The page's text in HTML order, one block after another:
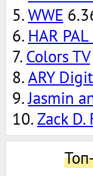
5.WWE
6. HAR PAL
7. Colors TV
8.ARY Digit
9.Jasmin
10. Zack D.